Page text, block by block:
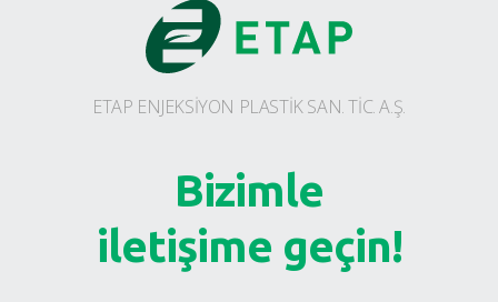
ETAP ENJEKSİYON PLASTİK SAN. TİC. A.Ş.
Bizimle
iletişime geçin!